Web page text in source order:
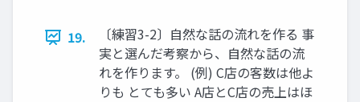
19.
〔練習3-2〕自然な話の流れを作る 事
実と選んだ考察から、自然な話の流
れを作ります。 (例) C店の客数は他よ
りも とても多い A店とC店の売上はほ